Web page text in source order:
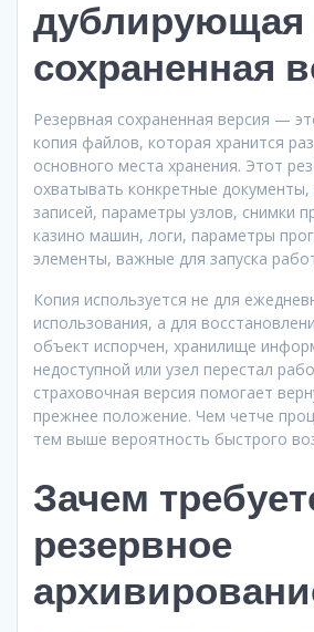
дублирующая
сохраненная
Резервная сохраненная версия —
копия файлов, которая хранится
основного места хранения. Этот
охватывать конкретные
записей, параметры узлов, снимки
казино машин, логи, параметры
элементы, важные для запуска
Копия используется не для
использования, а для
объект испорчен, хранилище
недоступной или узел перестал
страховочная версия помогает
прежнее положение. Чем четче
тем выше вероятность быстрого
Зачем
резервное